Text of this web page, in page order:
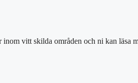
vitt skilda områden och ni kan läsa